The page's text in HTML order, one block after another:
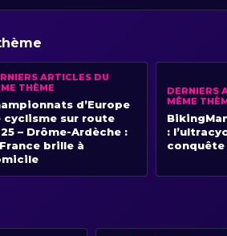
ARTICLES DU
THÈME
d’Europe
cyclisme sur route
– Drôme-Ardèche :
brille à
DERNIERS
MÊME
:
conquête